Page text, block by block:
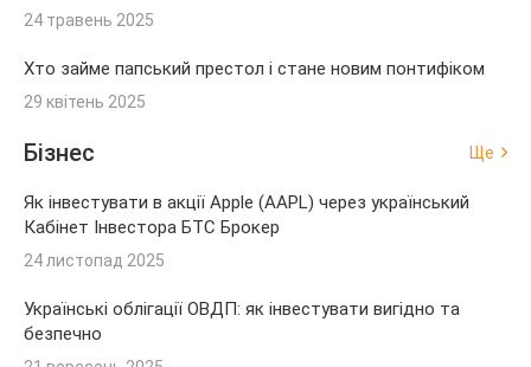
24 травень 2025
Хто займе папський престол і стане новим понтифіком
29 квітень 2025
Бізнес Ще
Як інвестувати в акції Apple (AAPL) через український
Кабінет Інвестора БТС Брокер
24 листопад 2025
Українські облігації ОВДП: як інвестувати вигідно та
безпечно